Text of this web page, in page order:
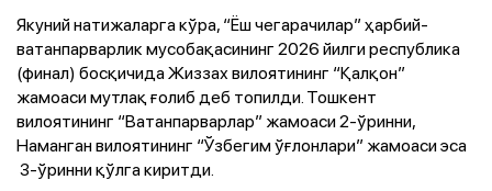
Якуний натижаларга кўра, “Ёш чегарачилар” ҳарбий-
ватанпарварлик мусобақасининг 2026 йилги республика
(финал) босқичида Жиззах вилоятининг “Қалқон”
жамоаси мутлақ ғолиб деб топилди. Тошкент
вилоятининг “Ватанпарварлар” жамоаси 2-ўринни,
Наманган вилоятининг “Ўзбегим ўғлонлари” жамоаси эса
3-ўринни қўлга киритди.